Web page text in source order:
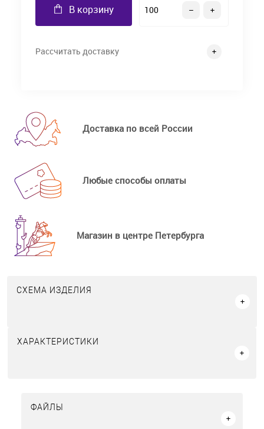
В корзину
Рассчитать доставку
Доставка по всей России
Любые способы оплаты
Магазин в центре Петербурга
СХЕМА ИЗДЕЛИЯ
ХАРАКТЕРИСТИКИ
ФАЙЛЫ